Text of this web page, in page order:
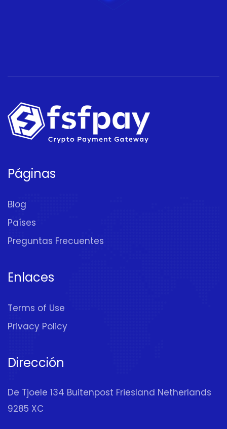
Páginas
Blog
Países
Preguntas Frecuentes
Enlaces
Terms of Use
Privacy Policy
Dirección
De Tjoele 134 Buitenpost Friesland Netherlands
9285 XC